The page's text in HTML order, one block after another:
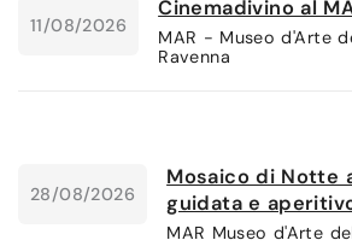
11/08/2026
Cinemadivino al
MAR - Museo d'Arte
Ravenna
28/08/2026
Mosaico di Notte
guidata e
MAR Museo d'Arte